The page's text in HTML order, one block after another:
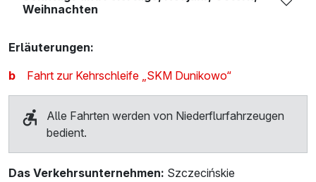
Weihnachten
Erläuterungen:
b
Fahrt zur Kehrschleife „SKM Dunikowo“
Alle Fahrten werden von Niederflurfahrzeugen
bedient.
Das Verkehrsunternehmen: Szczecińskie